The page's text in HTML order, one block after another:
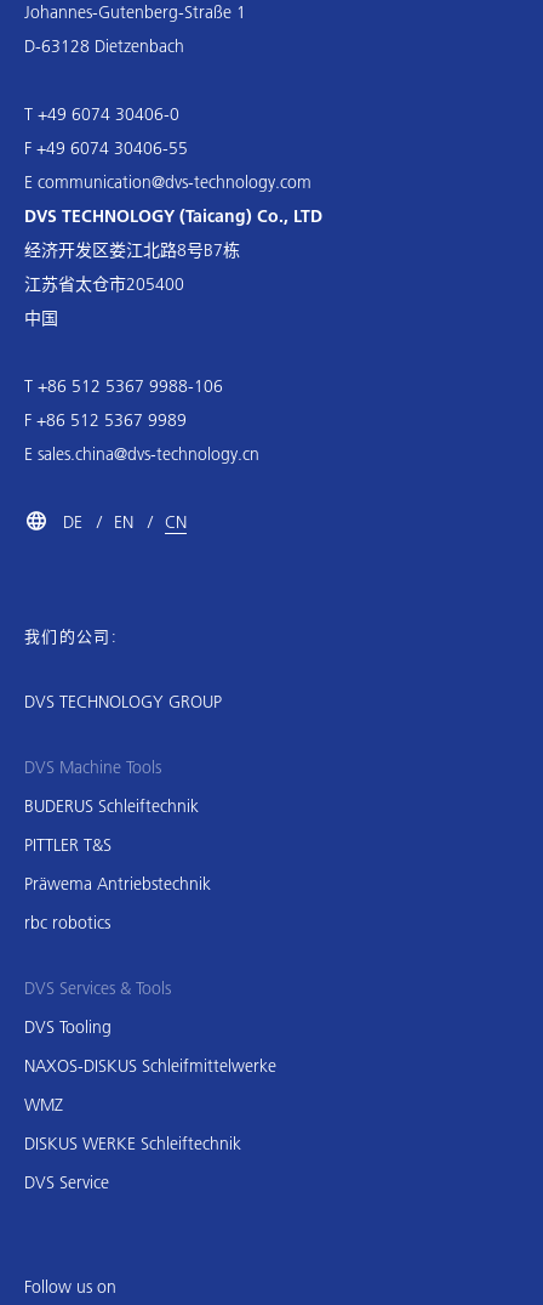
Johannes-Gutenberg-Straße 1
D-63128 Dietzenbach
T +49 6074 30406-0
F +49 6074 30406-55
E communication@dvs-technology.com
DVS TECHNOLOGY (Taicang) Co., LTD
经济开发区娄江北路8号B7栋
江苏省太仓市205400
中国
T +86 512 5367 9988-106
F +86 512 5367 9989
E sales.china@dvs-technology.cn
DE EN CN
我们的公司:
DVS TECHNOLOGY GROUP
DVS Machine Tools
BUDERUS Schleiftechnik
PITTLER T&S
Präwema Antriebstechnik
rbc robotics
DVS Services & Tools
DVS Tooling
NAXOS-DISKUS Schleifmittelwerke
WMZ
DISKUS WERKE Schleiftechnik
DVS Service
Follow us on